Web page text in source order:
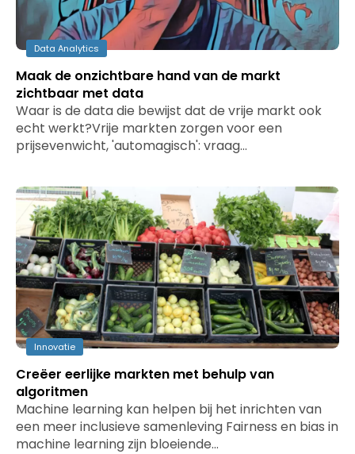
Data Analytics
Maak de onzichtbare hand van de markt
zichtbaar met data
Waar is de data die bewijst dat de vrije markt ook
echt werkt?Vrije markten zorgen voor een
prijsevenwicht, 'automagisch': vraag…
Innovatie
Creëer eerlijke markten met behulp van
algoritmen
Machine learning kan helpen bij het inrichten van
een meer inclusieve samenleving Fairness en bias in
machine learning zijn bloeiende…